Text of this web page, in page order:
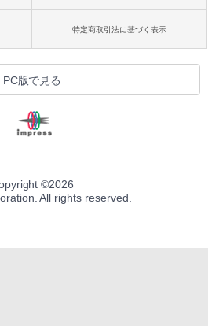
特定商取引法に基づく表示
PC版で見る
©2026
All rights reserved.